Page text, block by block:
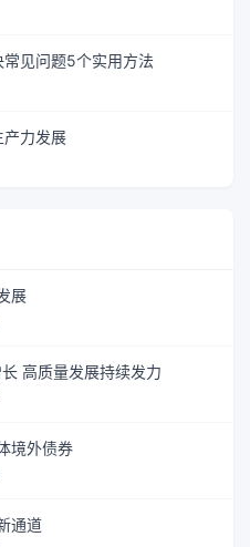
见问题5个实用方法
产力发展
展
高质量发展持续发力
境外债券
通道